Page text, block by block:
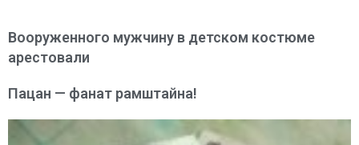
Вооруженного мужчину в детском костюме
арестовали
Пацан — фанат рамштайна!